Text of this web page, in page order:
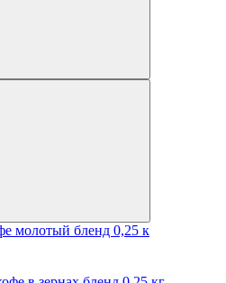
молотый бленд 0,25 к